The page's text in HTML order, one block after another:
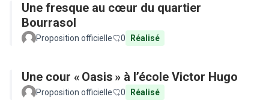
Une fresque au cœur du quartier
Bourrasol
Proposition officielle 0 Réalisé
Une cour « Oasis » à l’école Victor Hugo
Proposition officielle 0 Réalisé